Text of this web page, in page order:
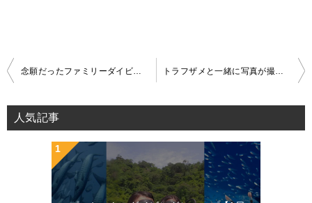
投
ナ
念願だったファミリーダイビングをすることができました|1日1組【グリーンダイバープーケット】お客様の声 トラフザメと一緒に写真が撮れたのもラッキーでした
人気記事